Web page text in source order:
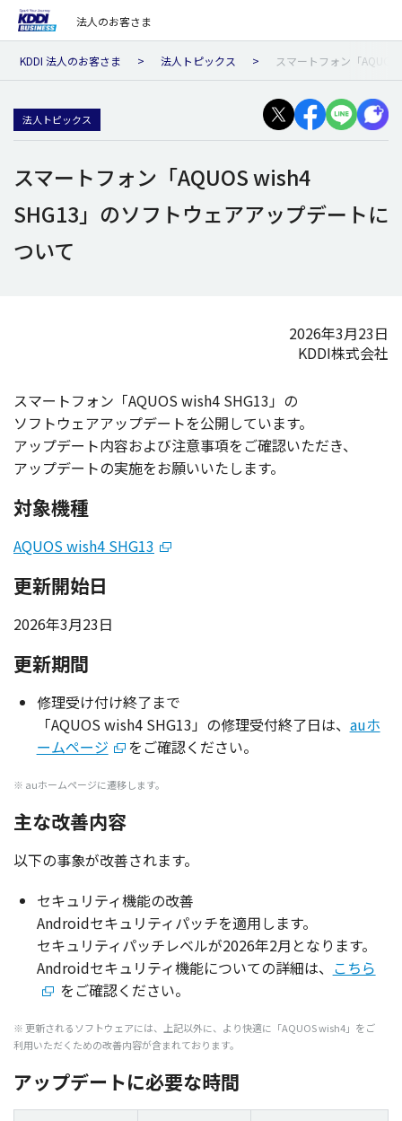
法人のお客さま
KDDI 法人のお客さま 法人トピックス スマートフォン「
法人トピックス
スマートフォン「AQUOS wish4
SHG13」のソフトウェアアップデートに
ついて
2026年3月23日
KDDI株式会社
スマートフォン 「AQUOS wish4 SHG13」の
ソフトウェアアップデートを公開しています。
アップデート内容および注意事項をご確認いただき、
アップデートの実施をお願いいたします。
対象機種
AQUOS wish4 SHG13
更新開始日
2026年3月23日
更新期間
修理受け付け終了まで
「AQUOS wish4 SHG13」の修理受付終了日は、 auホ
ームページ
をご確認ください。
※ auホームページに遷移します。
主な改善内容
以下の事象が改善されます。
セキュリティ機能の改善
Androidセキュリティパッチを適用します。
セキュリティパッチレベルが2026年2月となります。
Androidセキュリティ機能についての詳細は、 こちら
をご確認ください。
※更新されるソフトウェアには、 上記以外に、より快適に「AQUOS wish4」をご
利用いただくための改善内容が含まれております。
アップデートに必要な時間